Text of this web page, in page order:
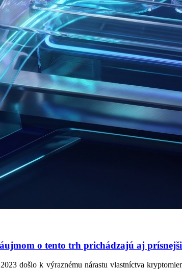
o tento trh prichádzajú aj
došlo k výraznému nárastu vlastníctva